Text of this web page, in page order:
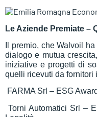
Le Aziende Premiate –
Il premio, che Walvoil
dialogo e mutua
iniziative e progetti di
quelli ricevuti da fornitori
 FARMA Srl – ESG
 Torni Automatici Srl –